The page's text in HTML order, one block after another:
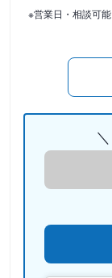
※営業日・相談可